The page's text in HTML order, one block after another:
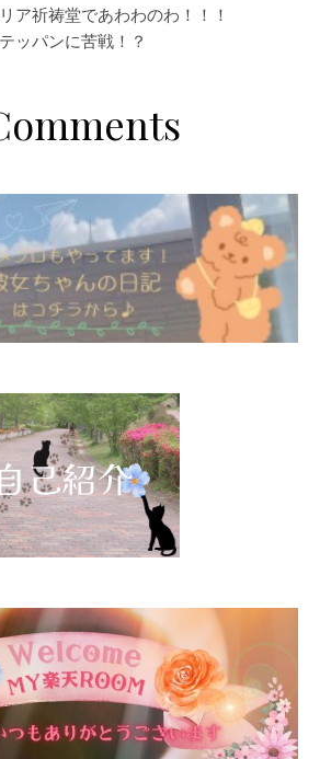
祈祷堂であわわのわ！！！
ッパンに苦戦！？